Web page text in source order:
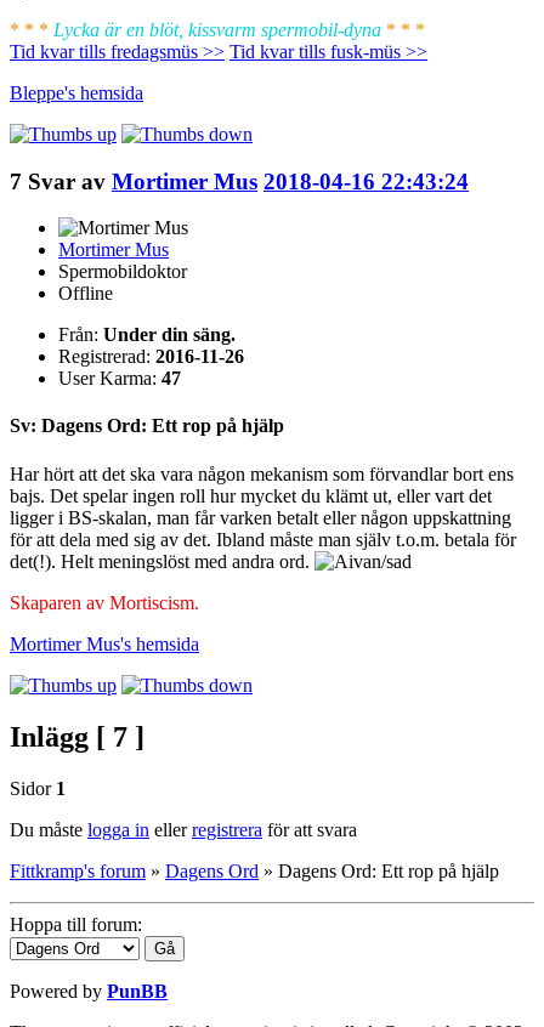
* * * Lycka är en blöt, kissvarm spermobil-dyna * * *
Tid kvar tills fredagsmüs >> Tid kvar tills fusk-müs >>
Bleppe's hemsida
7 Svar av Mortimer Mus 2018-04-16 22:43:24
Mortimer Mus
Spermobildoktor
Offline
Från: Under din säng.
Registrerad: 2016-11-26
User Karma: 47
Sv: Dagens Ord: Ett rop på hjälp
Har hört att det ska vara någon mekanism som förvandlar bort ens
bajs. Det spelar ingen roll hur mycket du klämt ut, eller vart det
ligger i BS-skalan, man får varken betalt eller någon uppskattning
för att dela med sig av det. Ibland måste man själv t.o.m. betala för
det(!). Helt meningslöst med andra ord.
Skaparen av Mortiscism.
Mortimer Mus's hemsida
Inlägg [ 7 ]
Sidor 1
Du måste logga in ellerregistrera för att svara
Fittkramp's forum » Dagens Ord » Dagens Ord: Ett rop på hjälp
Hoppa till forum:
Powered by PunBB